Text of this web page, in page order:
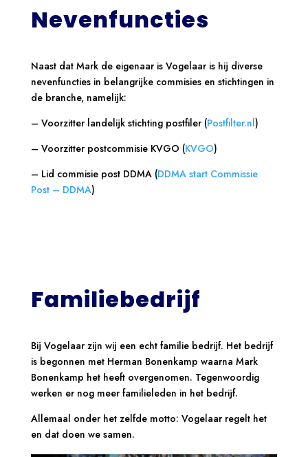
Nevenfuncties
Naast dat Mark de eigenaar is Vogelaar is hij diverse
nevenfuncties in belangrijke commisies en stichtingen in
de branche, namelijk:
– Voorzitter landelijk stichting postfiler (Postfilter.nl)
– Voorzitter postcommisie KVGO (KVGO)
– Lid commisie post DDMA (DDMA start Commissie
Post – DDMA)
Familiebedrijf
Bij Vogelaar zijn wij een echt familie bedrijf. Het bedrijf
is begonnen met Herman Bonenkamp waarna Mark
Bonenkamp het heeft overgenomen. Tegenwoordig
werken er nog meer familieleden in het bedrijf.
Allemaal onder het zelfde motto: Vogelaar regelt het
en dat doen we samen.